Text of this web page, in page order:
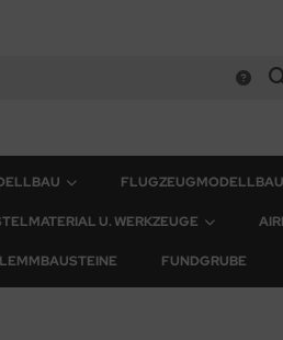
FLUGZEUGMODELLBAU
U. WERKZEUGE
FUNDGRUBE